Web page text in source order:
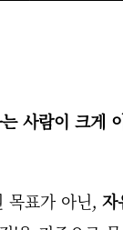
사람이 크게
목표가 아닌, 자